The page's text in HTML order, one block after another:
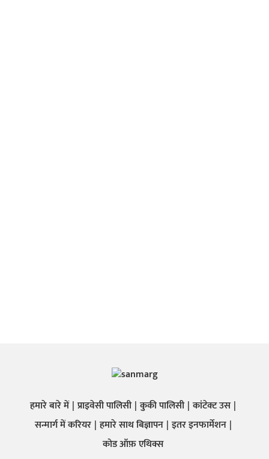
हमारे बारे में प्राइवेसी पालिसी कुकी पालिसी कांटेक्ट उस
सन्मार्ग में करियर हमारे साथ बिज्ञापन इतर इनफार्मेशन
कोड ऑफ़ एथिक्स